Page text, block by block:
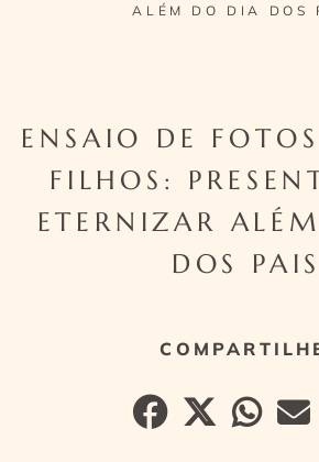
ALÉM DO DIA DOS
ENSAIO DE
FILHOS:
ETERNIZAR
DOS PAIS